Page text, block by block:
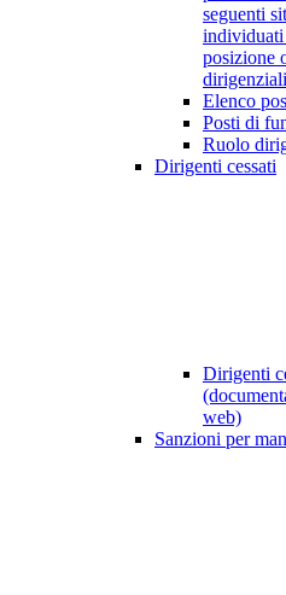
seguenti
individuati
posizione
Elenco
Posti di
Ruolo
Dirigenti cessati
Dirigenti
web)
Sanzioni per